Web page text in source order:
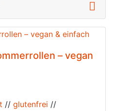
– vegan
// glutenfrei //